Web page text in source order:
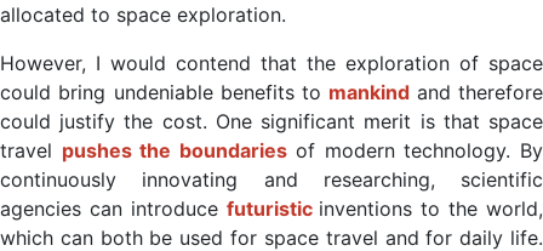
allocated to space exploration.
However, I would contend that the exploration of space
could bring undeniable benefits to mankind and therefore
could justify the cost. One significant merit is that space
travel pushes the boundariesof modern technology. By
continuously innovating and researching, scientific
agencies can introduce futuristic inventions to the world,
which can both be used for space travel and for daily life.